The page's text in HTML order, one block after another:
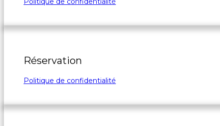
Réservation
Politique de confidentialité